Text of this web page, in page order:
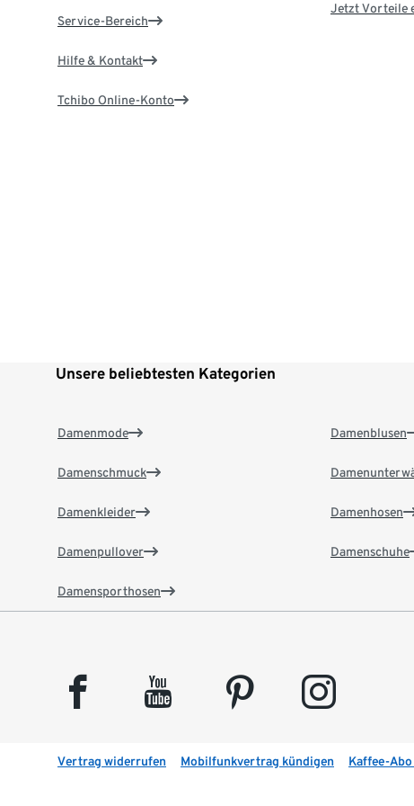
Service-Bereich
Hilfe & Kontakt
Tchibo Online-Konto
Jetzt Vorteile
Unsere beliebtesten Kategorien
Damenmode
Damenschmuck
Damenkleider
Damenpullover
Damensporthosen
Damenblusen
Damenhosen
Damenschuhe
facebook youtube pinterest instagram
Vertrag widerrufen Mobilfunkvertrag kündigen Kaffee-